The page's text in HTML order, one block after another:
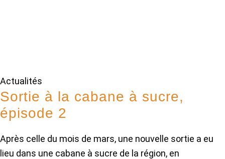
Actualités
Sortie à la cabane à sucre,
épisode 2
Après celle du mois de mars, une nouvelle sortie a eu
lieu dans une cabane à sucre de la région, en